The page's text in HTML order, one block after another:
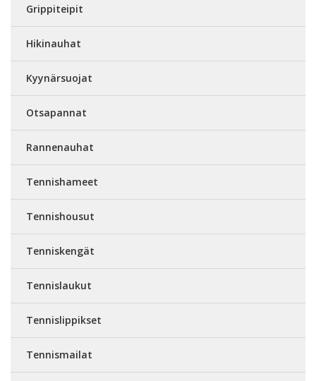
Grippiteipit
Hikinauhat
Kyynärsuojat
Otsapannat
Rannenauhat
Tennishameet
Tennishousut
Tenniskengät
Tennislaukut
Tennislippikset
Tennismailat